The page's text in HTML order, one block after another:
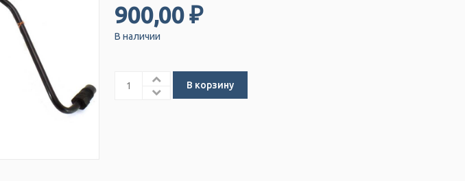
900,00 ₽
В наличии